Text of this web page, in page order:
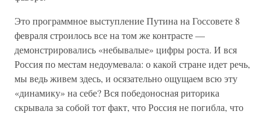
Это программное выступление Путина на Госсовете 8
февраля строилось все на том же контрасте —
демонстрировались «небывалые» цифры роста. И вся
Россия по местам недоумевала: о какой стране идет речь,
мы ведь живем здесь, и осязательно ощущаем всю эту
«динамику» на себе? Вся победоносная риторика
скрывала за собой тот факт, что Россия не погибла, что